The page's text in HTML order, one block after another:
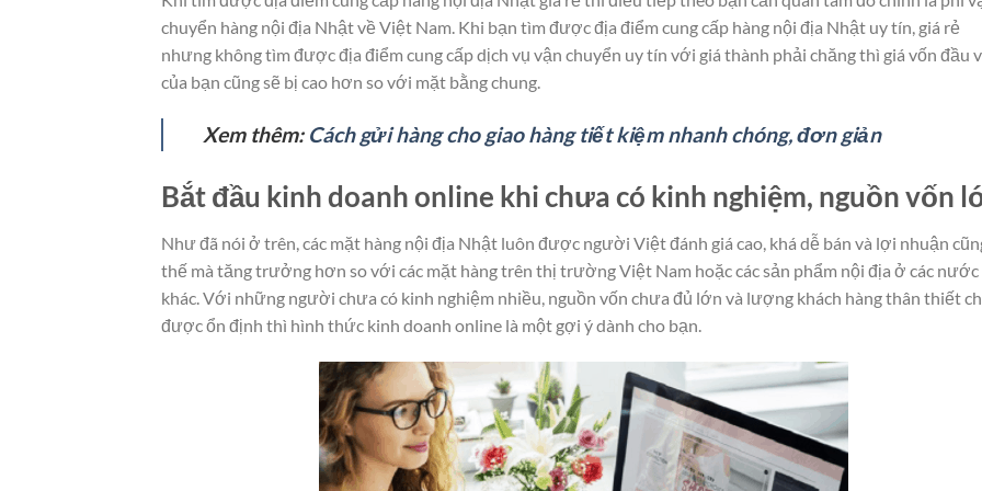
chuyển hàng nội địa Nhật về Việt Nam. Khi bạn tìm được địa điểm cung cấp hàng nội địa Nhật uy tín, giá rẻ
nhưng không tìm được địa điểm cung cấp dịch vụ vận chuyển uy tín với giá thành phải chăng thì giá vốn đầu
của bạn cũng sẽ bị cao hơn so với mặt bằng chung.
Xem thêm: Cách gửi hàng cho giao hàng tiết kiệm nhanh chóng, đơn giản
Bắt đầu kinh doanh online khi chưa có kinh nghiệm, nguồn vốn
Như đã nói ở trên, các mặt hàng nội địa Nhật luôn được người Việt đánh giá cao, khá dễ bán và lợi nhuận
thế mà tăng trưởng hơn so với các mặt hàng trên thị trường Việt Nam hoặc các sản phẩm nội địa ở các nước
khác. Với những người chưa có kinh nghiệm nhiều, nguồn vốn chưa đủ lớn và lượng khách hàng thân thiết
được ổn định thì hình thức kinh doanh online là một gợi ý dành cho bạn.